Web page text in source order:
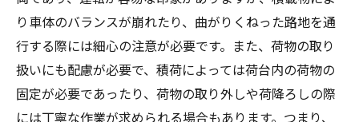
り車体のバランスが崩れたり、曲がりくねった路地を通
行する際には細心の注意が必要です。また、荷物の取り
扱いにも配慮が必要で、積荷によっては荷台内の荷物の
固定が必要であったり、荷物の取り外しや荷降ろしの際
には丁寧な作業が求められる場合もあります。つまり、